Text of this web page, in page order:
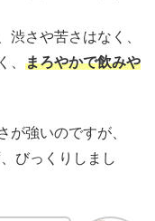
渋さや苦さはなく、
、 まろやかで飲みや
が強いのですが、
びっくりしまし